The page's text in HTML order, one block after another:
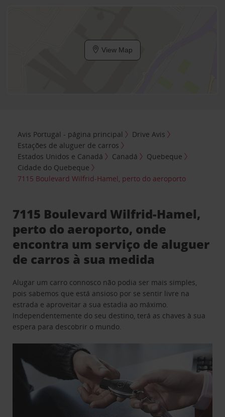
View Map
Avis Portugal - página principal
Drive Avis
Estações de aluguer de carros
Estados Unidos e Canadá
Canadá
Quebeque
Cidade do Quebeque
7115 Boulevard Wilfrid-Hamel, perto do aeroporto
7115 Boulevard Wilfrid-Hamel,
perto do aeroporto, onde
encontra um serviço de aluguer
de carros à sua medida
Alugar um carro connosco não podia ser mais simples,
pois sabemos que está ansioso por se sentir livre na
estrada e aproveitar a sua estadia ao máximo.
Independentemente do seu destino, terá as chaves à sua
espera para descobrir o mundo.